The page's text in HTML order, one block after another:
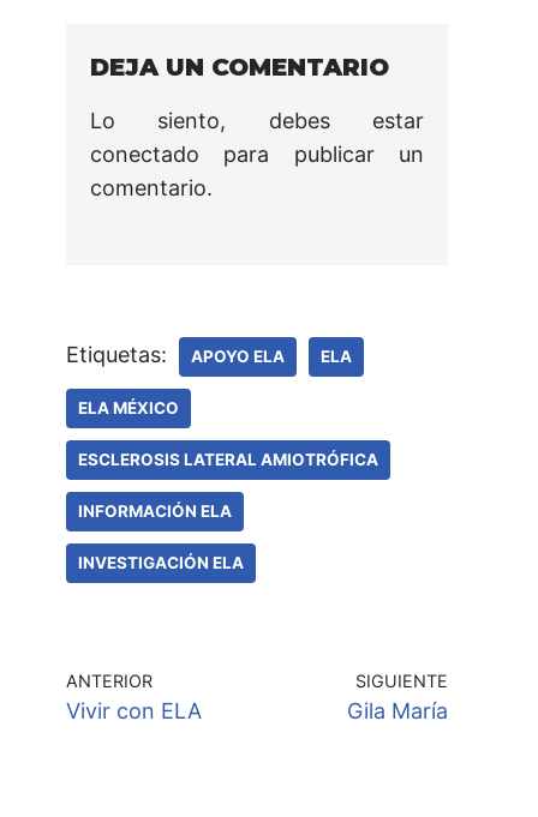
DEJA UN COMENTARIO
Lo siento, debes estar
conectado para publicar un
comentario.
Etiquetas: APOYO ELA ELA
ELA MÉXICO
ESCLEROSIS LATERAL AMIOTRÓFICA
INFORMACIÓN ELA
INVESTIGACIÓN ELA
ANTERIOR
Vivir con ELA
SIGUIENTE
Gila María